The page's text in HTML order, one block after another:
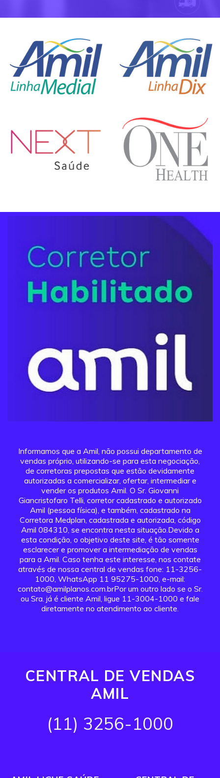
Informamos que a Amil, não possui departamento de
vendas próprio, utilizando-se para esta negociação,
de corretoras prepostas que estão devidamente
autorizadas a comercializar, ofertar, intermediar e
vender os produtos Amil. O Sr. Giovanni
Giancristofaro Telli, corretor cadastrado e autorizado
Amil (pessoa física), e também, cadastrado na
Corretora Medplan, cadastrada e autorizada, código
Amil 084310, se encontra nesta situação.Devido a
esta condição, o objetivo deste site, é tão somente
esclarecer e promover a intermediação de vendas
para a Amil. Caso tenha este interesse, nos contate
através de nossa central de vendas fone: 11-3256-
1000, WhatsApp 11 95275-1000, e-mail:
contato@amilplanos.com.brPor um outro lado se o Sr.
ou Sra. já é cliente Amil, ligue 11-3004-1000 e fale
diretamente no atendimento ao cliente.
CENTRAL DE VENDAS
AMIL
(11) 3256-1000